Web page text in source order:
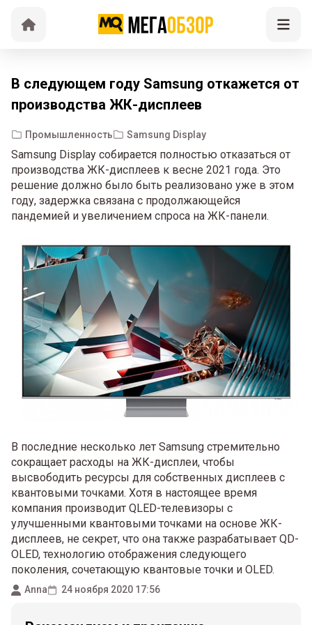
В следующем году Samsung откажется от
производства ЖК-дисплеев
Промышленность Samsung Display
Samsung Display собирается полностью отказаться от
производства ЖК-дисплеев к весне 2021 года. Это
решение должно было быть реализовано уже в этом
году, задержка связана с продолжающейся
пандемией и увеличением спроса на ЖК-панели.
В последние несколько лет Samsung стремительно
сокращает расходы на ЖК-дисплеи, чтобы
высвободить ресурсы для собственных дисплеев с
квантовыми точками. Хотя в настоящее время
компания производит QLED-телевизоры с
улучшенными квантовыми точками на основе ЖК-
дисплеев, не секрет, что она также разрабатывает QD-
OLED, технологию отображения следующего
поколения, сочетающую квантовые точки и OLED.
Anna 24 ноября 2020 17:56